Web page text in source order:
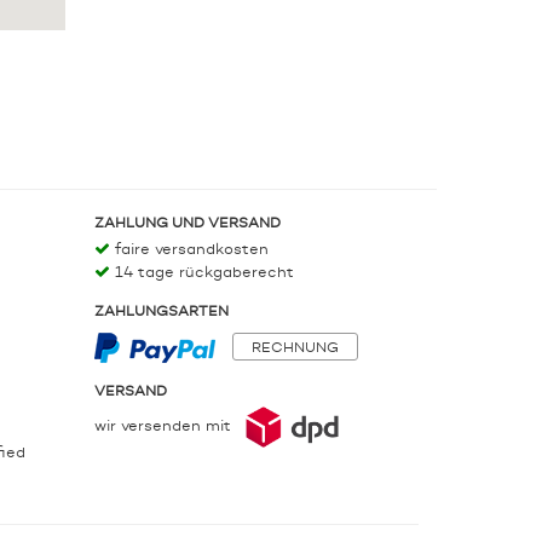
ZAHLUNG UND VERSAND
faire versandkosten
14 tage rückgaberecht
ZAHLUNGSARTEN
RECHNUNG
VERSAND
wir versenden mit